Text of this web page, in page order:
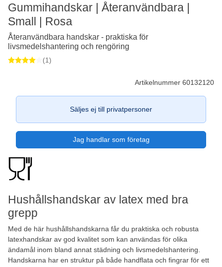
Hushållshandskar av latex med bra
grepp
Med de här hushållshandskarna får du praktiska och robusta
latexhandskar av god kvalitet som kan användas för olika
ändamål inom bland annat städning och livsmedelshantering.
Handskarna har en struktur på både handflata och fingrar för ett
Artikelnummer 60132120
Säljes ej till privatpersoner
Jag handlar som företag
Gummihandskar | Återanvändbara |
Small | Rosa
Återanvändbara handskar - praktiska för
livsmedelshantering och rengöring
(1)